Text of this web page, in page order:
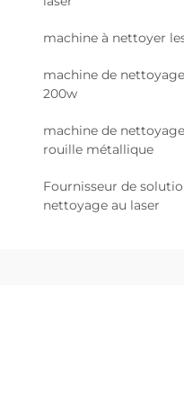
machine à nettoyer
machine de
200w
machine de
rouille métallique
Fournisseur de
nettoyage au laser